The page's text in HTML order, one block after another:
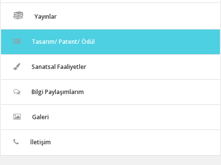
Yayınlar
Tasarım/ Patent/ Ödül
Sanatsal Faaliyetler
Bilgi Paylaşımlarım
Galeri
İletişim